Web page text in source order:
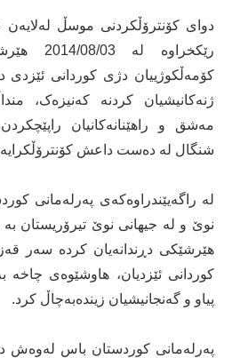
دوای کۆنترۆڵکردنی موسڵ لەلایەن
کۆمەڵکوژییان دژی کوردانی
ژنەکانیشیان کردنە کەنیزەک،
شنگال لە دەست داعش
لە راگەیێندراوەکەی پەرلەمانی
نوێ و لە جیهانی نوێ تیرۆریستان
هێرشێکی دڕندانەیان کردە سەر
کوردانی ئێزدیان، هاوشێوەی چاخە
پیاو و گەنجانیشیان زیندەبەچاڵ کرد.
پەرلەمانی کوردستان باس لەوەش